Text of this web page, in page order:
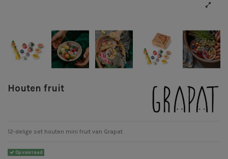
Houten fruit
12-delige set houten mini fruit van Grapat
Op voorraad